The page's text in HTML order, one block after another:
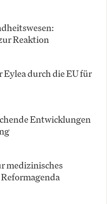
Reaktion
durch die EU für
Entwicklungen
medizinisches